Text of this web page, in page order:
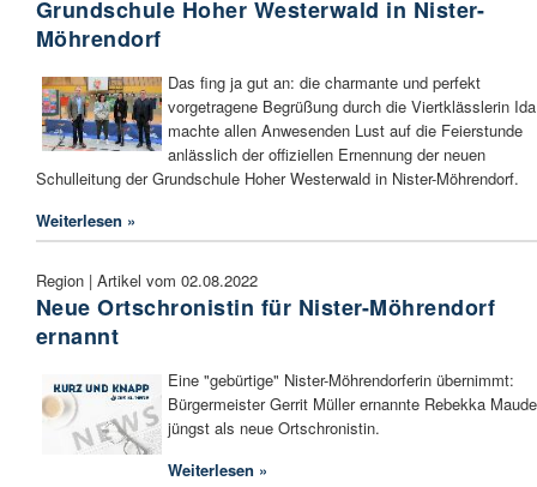
Grundschule Hoher Westerwald in Nister-
Möhrendorf
Das fing ja gut an: die charmante und perfekt
vorgetragene Begrüßung durch die Viertklässlerin Ida
machte allen Anwesenden Lust auf die Feierstunde
anlässlich der offiziellen Ernennung der neuen
Schulleitung der Grundschule Hoher Westerwald in Nister-Möhrendorf.
Weiterlesen »
Region | Artikel vom 02.08.2022
Neue Ortschronistin für Nister-Möhrendorf
ernannt
Eine "gebürtige" Nister-Möhrendorferin übernimmt:
Bürgermeister Gerrit Müller ernannte Rebekka
jüngst als neue Ortschronistin.
Weiterlesen »